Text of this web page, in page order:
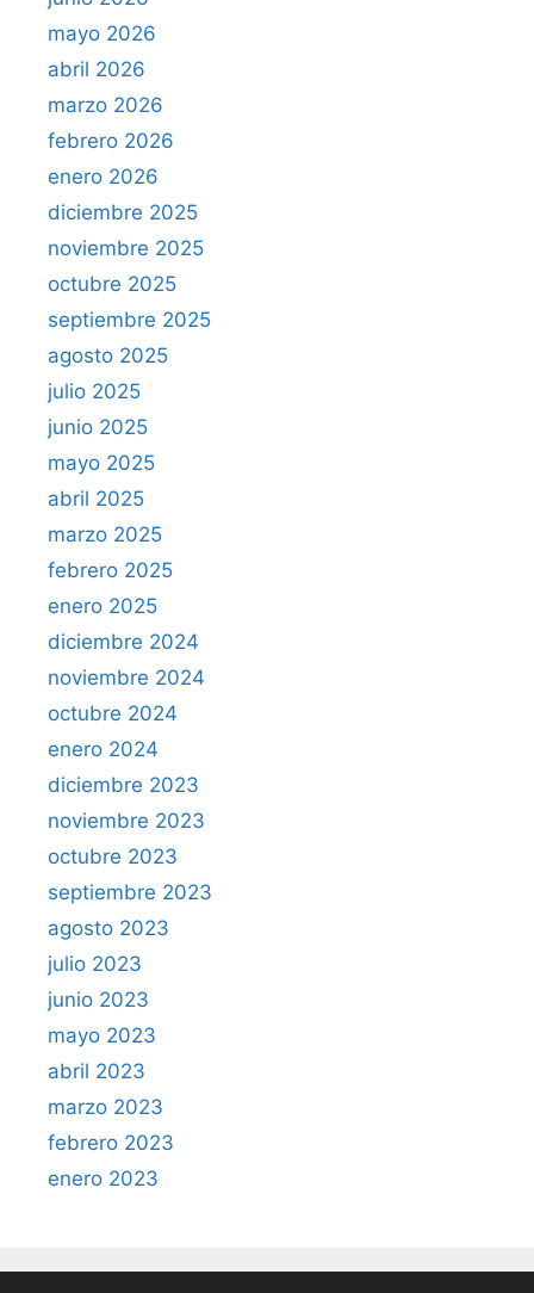
mayo 2026
abril 2026
marzo 2026
febrero 2026
enero 2026
diciembre 2025
noviembre 2025
octubre 2025
septiembre 2025
agosto 2025
julio 2025
junio 2025
mayo 2025
abril 2025
marzo 2025
febrero 2025
enero 2025
diciembre 2024
noviembre 2024
octubre 2024
enero 2024
diciembre 2023
noviembre 2023
octubre 2023
septiembre 2023
agosto 2023
julio 2023
junio 2023
mayo 2023
abril 2023
marzo 2023
febrero 2023
enero 2023